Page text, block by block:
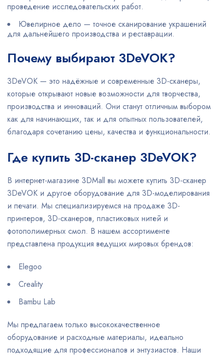
проведение исследовательских работ.
Ювелирное дело — точное сканирование украшений
для дальнейшего производства и реставрации.
Почему выбирают 3DeVOK?
3DeVOK — это надёжные и современные 3D-сканеры,
которые открывают новые возможности для творчества,
производства и инноваций. Они станут отличным выбором
как для начинающих, так и для опытных пользователей,
благодаря сочетанию цены, качества и функциональности.
Где купить 3D-сканер 3DeVOK?
В интернет-магазине 3DMall вы можете купить 3D-сканер
3DeVOK и другое оборудование для 3D-моделирования
и печати. Мы специализируемся на продаже 3D-
принтеров, 3D-сканеров, пластиковых нитей и
фотополимерных смол. В нашем ассортименте
представлена продукция ведущих мировых брендов:
Elegoo
Creality
Bambu Lab
Мы предлагаем только высококачественное
оборудование и расходные материалы, идеально
подходящие для профессионалов и энтузиастов. Наши